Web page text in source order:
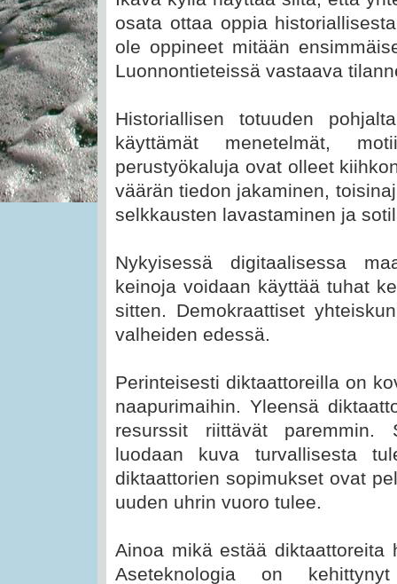
osata ottaa oppia
ole oppineet mitään
Luonnontieteissä vastaava
Historiallisen totuuden
käyttämät menetelmät,
perustyökaluja ovat olleet
väärän tiedon jakaminen,
selkkausten lavastaminen ja
Nykyisessä digitaalisessa
keinoja voidaan käyttää tuhat
sitten. Demokraattiset
valheiden edessä.
Perinteisesti diktaattoreilla on
naapurimaihin. Yleensä
resurssit riittävät paremmin.
luodaan kuva turvallisesta
diktaattorien sopimukset ovat
uuden uhrin vuoro tulee.
Ainoa mikä estää diktaattoreita
Aseteknologia on